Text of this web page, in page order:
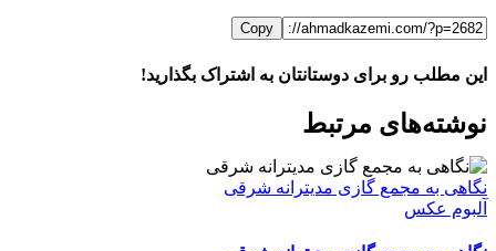
Copy
این مطلب رو برای دوستانتان به اشتراک بگذارید!
FacebookX
LinkedIn
WhatsApp
Telegram
ایمیل
نوشته‌‌های مرتبط
نگاهی به مجمع گازی مدیترانه شرقی
آلبوم عکس